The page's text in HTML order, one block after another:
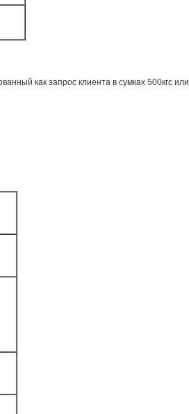
как запрос клиента в сумках 500кгс или